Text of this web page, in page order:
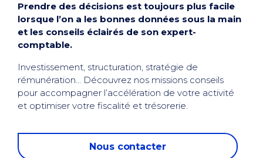
Prendre des décisions est toujours plus facile
lorsque l’on a les bonnes données sous la main
et les conseils éclairés de son expert-
comptable.
Investissement, structuration, stratégie de
rémunération… Découvrez nos missions conseils
pour accompagner l’accélération de votre activité
et optimiser votre fiscalité et trésorerie.
Nous contacter